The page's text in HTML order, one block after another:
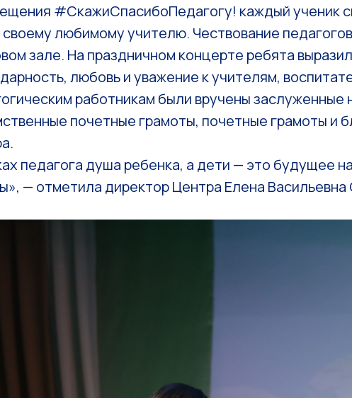
#СкажиСпасибоПедагогу! каждый ученик
своему любимому учителю. Чествование
зале. На праздничном концерте ребята
любовь и уважение к учителям,
работникам были вручены заслуженные
почетные грамоты, почетные грамоты и
педагога душа ребенка, а дети — это будущее
— отметила директор Центра Елена Васильевна